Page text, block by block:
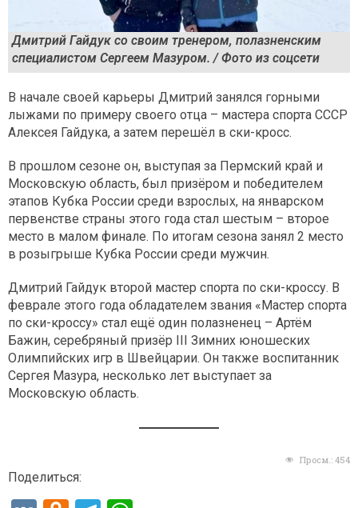
Дмитрий Гайдук со своим тренером, полазненским
специалистом Сергеем Мазуром. / Фото из соцсети
В начале своей карьеры Дмитрий занялся горными
лыжами по примеру своего отца – мастера спорта СССР
Алексея Гайдука, а затем перешёл в ски-кросс.
В прошлом сезоне он, выступая за Пермский край и
Московскую область, был призёром и победителем
этапов Кубка России среди взрослых, на январском
первенстве страны этого года стал шестым – второе
место в малом финале. По итогам сезона занял 2 место
в розыгрыше Кубка России среди мужчин.
Дмитрий Гайдук второй мастер спорта по ски-кроссу. В
феврале этого года обладателем звания «Мастер спорта
по ски-кроссу» стал ещё один полазненец – Артём
Бажин, серебряный призёр III Зимних юношеских
Олимпийских игр в Швейцарии. Он также воспитанник
Сергея Мазура, несколько лет выступает за
Московскую область.
Просм.: 454
Поделиться: